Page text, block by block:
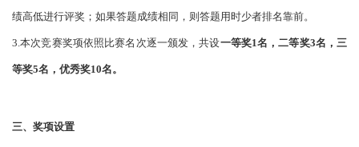
绩高低进行评奖；如果答题成绩相同，则答题用时少者排名靠前。
3.本次竞赛奖项依照比赛名次逐一颁发，共设一等奖1名，二等奖3名，三
等奖5名，优秀奖10名。
三、奖项设置